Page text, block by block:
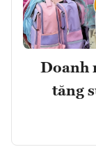
Doanh
tăng